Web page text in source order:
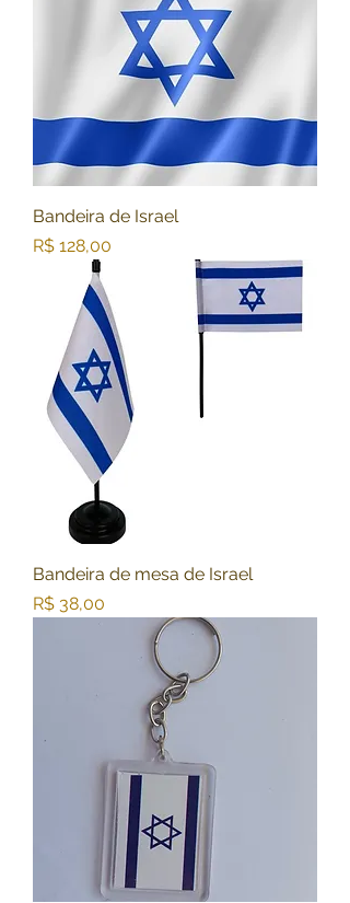
Bandeira de Israel
Preço
R$ 128,00
Bandeira de mesa de Israel
Preço
R$ 38,00